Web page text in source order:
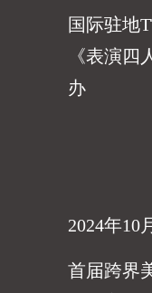
国际驻地
《表演
办
2024年10
首届跨界